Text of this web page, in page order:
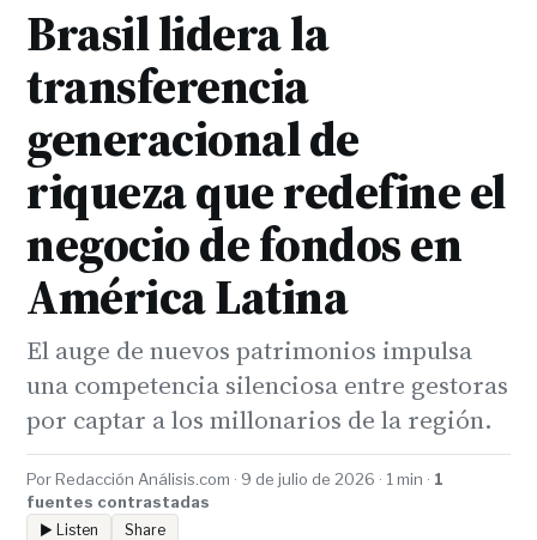
Brasil lidera la
transferencia
generacional de
riqueza que redefine el
negocio de fondos en
América Latina
El auge de nuevos patrimonios impulsa
una competencia silenciosa entre gestoras
por captar a los millonarios de la región.
Por Redacción Análisis.com · 9 de julio de 2026 · 1 min · 1
fuentes contrastadas
▶ Listen Share